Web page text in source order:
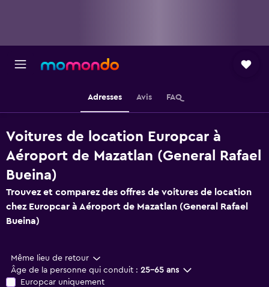
Adresses Avis FAQ
Voitures de location Europcar à
Aéroport de Mazatlan (General Rafael
Bueina)
Trouvez et comparez des offres de voitures de location
chez Europcar à Aéroport de Mazatlan (General Rafael
Bueina)
Même lieu de retour
Âge de la personne qui conduit : 25-65 ans
Europcar uniquement